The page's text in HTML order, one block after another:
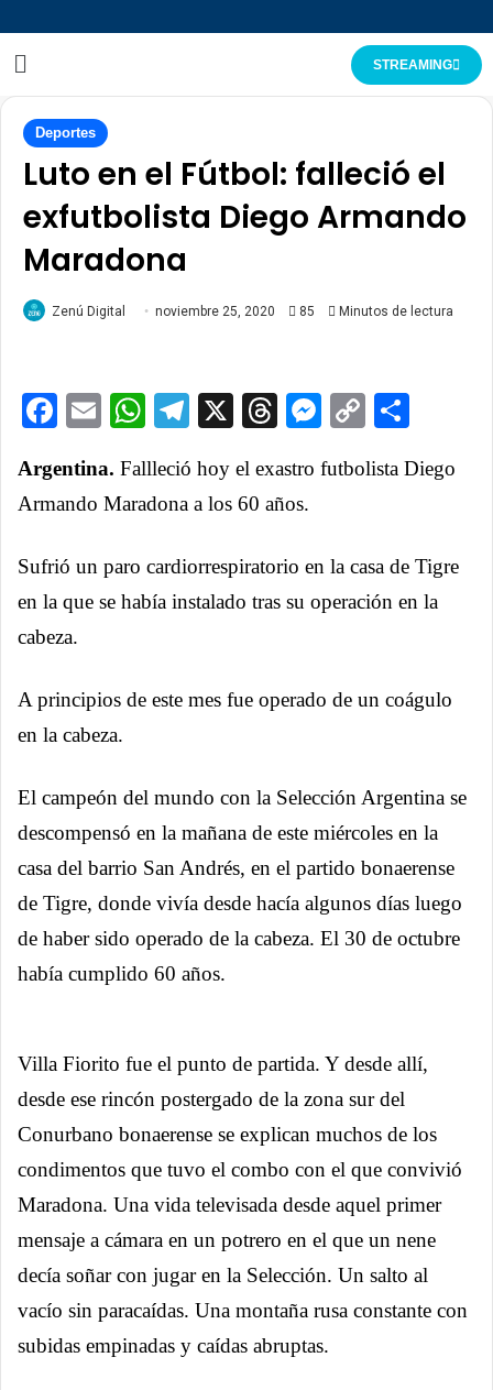
STREAMING
Deportes
Luto en el Fútbol: falleció el
exfutbolista Diego Armando
Maradona
Zenú Digital noviembre 25, 2020 85 Minutos de lectura
Facebook
EmailWhatsApp
Telegram
X ThreadsCopy
Argentina. Fallleció hoy el exastro futbolista Diego
Armando Maradona a los 60 años.
Sufrió un paro cardiorrespiratorio en la casa de Tigre
en la que se había instalado tras su operación en la
cabeza.
A principios de este mes fue operado de un coágulo
en la cabeza.
El campeón del mundo con la Selección Argentina​ se
descompensó en la mañana de este miércoles en la
casa del barrio San Andrés, en el partido bonaerense
de Tigre, donde vivía desde hacía algunos días luego
de haber sido operado de la cabeza. El 30 de octubre
había cumplido 60 años.
Villa Fiorito fue el punto de partida. Y desde allí,
desde ese rincón postergado de la zona sur del
Conurbano bonaerense se explican muchos de los
condimentos que tuvo el combo con el que convivió
Maradona. Una vida televisada desde aquel primer
mensaje a cámara en un potrero en el que un nene
decía soñar con jugar en la Selección. Un salto al
vacío sin paracaídas. Una montaña rusa constante con
subidas empinadas y caídas abruptas.